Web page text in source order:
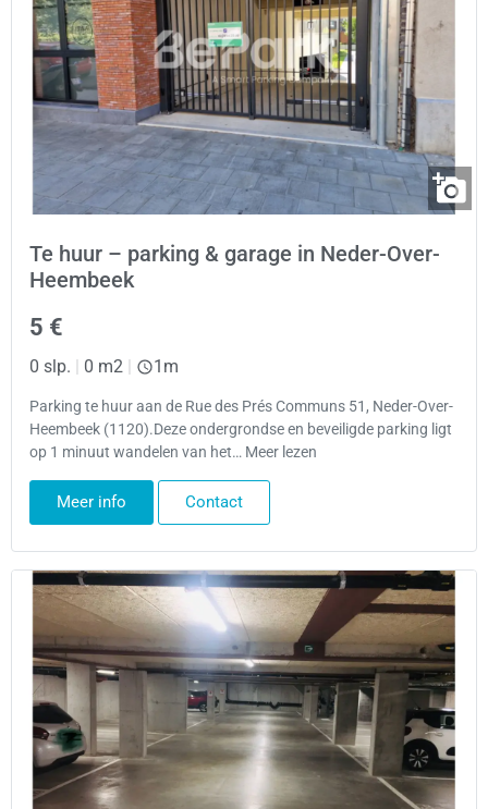
Te huur – parking & garage in Neder-Over-
Heembeek
5 €
0 slp. | 0 m2 | 1m
Parking te huur aan de Rue des Prés Communs 51, Neder-Over-
Heembeek (1120).Deze ondergrondse en beveiligde parking ligt
op 1 minuut wandelen van het… Meer lezen
Meer info Contact